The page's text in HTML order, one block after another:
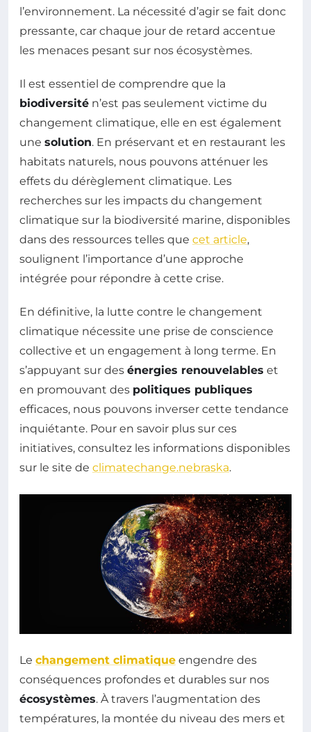
l’environnement. La nécessité d’agir se fait donc
pressante, car chaque jour de retard accentue
les menaces pesant sur nos écosystèmes.
Il est essentiel de comprendre que la
biodiversité n’est pas seulement victime du
changement climatique, elle en est également
une solution. En préservant et en restaurant les
habitats naturels, nous pouvons atténuer les
effets du dérèglement climatique. Les
recherches sur les impacts du changement
climatique sur la biodiversité marine, disponibles
dans des ressources telles que cet article,
soulignent l’importance d’une approche
intégrée pour répondre à cette crise.
En définitive, la lutte contre le changement
climatique nécessite une prise de conscience
collective et un engagement à long terme. En
s’appuyant sur des énergies renouvelables et
en promouvant des politiques publiques
efficaces, nous pouvons inverser cette tendance
inquiétante. Pour en savoir plus sur ces
initiatives, consultez les informations disponibles
sur le site de climatechange.nebraska.
Le changement climatique engendre des
conséquences profondes et durables sur nos
écosystèmes. À travers l’augmentation des
températures, la montée du niveau des mers et